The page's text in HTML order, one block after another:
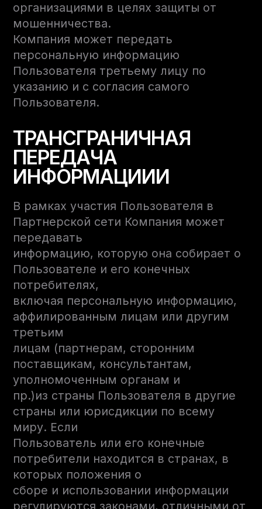
организациями в целях защиты от
мошенничества.
Компания может передать
персональную информацию
Пользователя третьему лицу по
указанию и с согласия самого
Пользователя.
ТРАНСГРАНИЧНАЯ
ПЕРЕДАЧА
ИНФОРМАЦИИИ
В рамках участия Пользователя в
Партнерской сети Компания может
передавать
информацию, которую она собирает о
Пользователе и его конечных
потребителях,
включая персональную информацию,
аффилированным лицам или другим
третьим
лицам (партнерам, сторонним
поставщикам, консультантам,
уполномоченным органам и
пр.)из страны Пользователя в другие
страны или юрисдикции по всему
миру. Если
Пользователь или его конечные
потребители находится в странах, в
которых положения о
сборе и использовании информации
регулируются законами, отличными от